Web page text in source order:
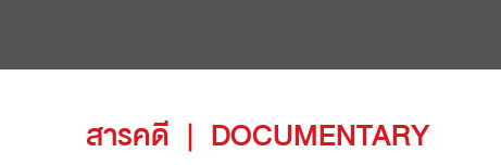
สารคดี | DOCUMENTARY